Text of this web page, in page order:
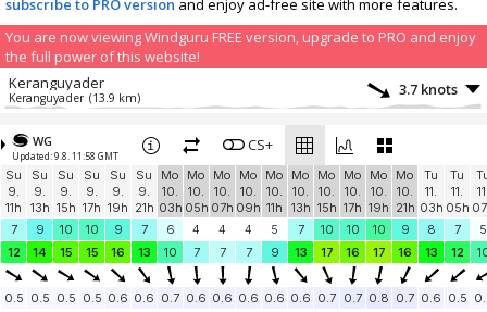
subscribe to PRO version and enjoy ad-free site with more features.
You are now viewing Windguru FREE version, upgrade to PRO and enjoy
the full power of this website!
Keranguyader
Keranguyader (13.9 km) 3.7 knots
Pilotage BREST
Pilotage BREST (16.3 km)
Duc d'Albe - rade de
Duc d'Albe - rade de (18.7 km)
2.5 knots
BRESTPORT
FR3 (18.9 km)
4.9 knots
Station "Océanopolis
Station "Océanopolis (19.4 km)
4.9 knots
Rosnoën
WG
Updated: 9.8. 11:58 GMT
CS+
Su
9.
11h
Su
9.
13h
Su
9.
15h
Su
9.
17h
Su
9.
19h
Su
9.
21h
Mo
10.
03h
Mo
10.
05h
Mo
10.
07h
Mo
10.
09h
Mo
10.
11h
Mo
10.
13h
Mo
10.
15h
Mo
10.
17h
Mo
10.
19h
Mo
10.
21h
Tu
11.
03h
Tu
11.
05h
7
9 10 10 9 7 6 4 4 4 5 7 10 10 10 9 8 7
5
12
14 15 15 16 13 10 7 7 7 9 13 17 16 17 16 13 12
0.5 0.5 0.5 0.5 0.6 0.6 0.7 0.6 0.6 0.6 0.6 0.6 0.7 0.7 0.8 0.7 0.6 0.5